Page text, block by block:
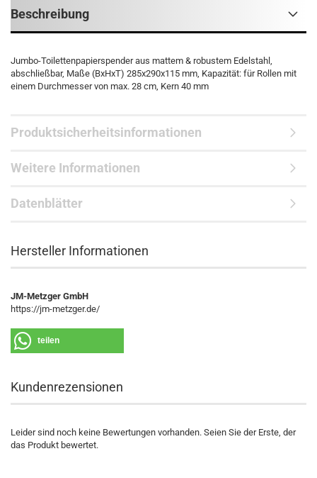
Beschreibung
Jumbo-Toilettenpapierspender aus mattem & robustem Edelstahl,
abschließbar, Maße (BxHxT) 285x290x115 mm, Kapazität: für Rollen mit
einem Durchmesser von max. 28 cm, Kern 40 mm
Produktsicherheitsinformationen
Weitere Informationen
Datenblätter
Hersteller Informationen
JM-Metzger GmbH
https://jm-metzger.de/
teilen
Kundenrezensionen
Leider sind noch keine Bewertungen vorhanden. Seien Sie der Erste, der
das Produkt bewertet.